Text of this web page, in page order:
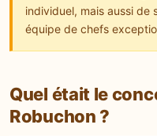
individuel, mais aussi de
équipe de chefs
Quel était le
Robuchon ?